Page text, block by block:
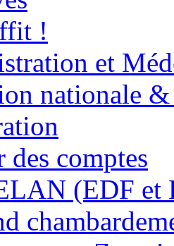
!
et
nationale
des comptes
(EDF et